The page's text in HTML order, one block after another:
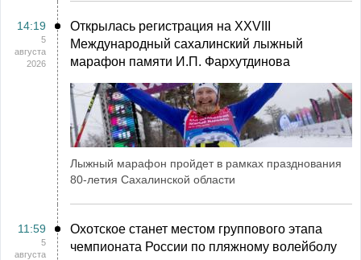
14:19
5
августа
2026
Открылась регистрация на XXVIII
Международный сахалинский лыжный
марафон памяти И.П. Фархутдинова
Лыжный марафон пройдет в рамках празднования
80-летия Сахалинской области
11:59
5
августа
Охотское станет местом группового этапа
чемпионата России по пляжному волейболу